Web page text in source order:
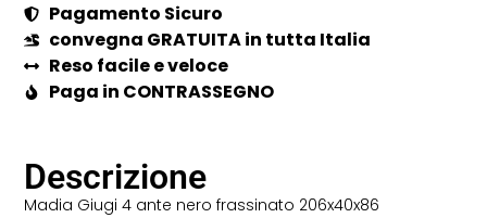
Pagamento Sicuro
convegna GRATUITA in tutta Italia
Reso facile e veloce
Paga in CONTRASSEGNO
Descrizione
Madia Giugi 4 ante nero frassinato 206x40x86